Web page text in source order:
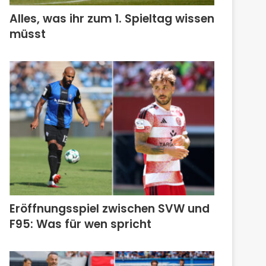
Alles, was ihr zum 1. Spieltag wissen
müsst
Eröffnungsspiel zwischen SVW und
F95: Was für wen spricht